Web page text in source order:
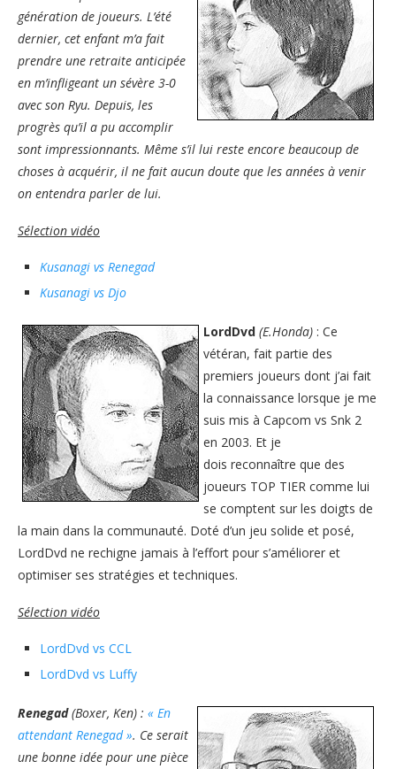
génération de joueurs. L’été
dernier, cet enfant m’a fait
prendre une retraite anticipée
en m’infligeant un sévère 3-0
avec son Ryu. Depuis, les
progrès qu’il a pu accomplir
sont impressionnants. Même s’il lui reste encore beaucoup de
choses à acquérir, il ne fait aucun doute que les années à venir
on entendra parler de lui.
Sélection vidéo
Kusanagi vs Renegad
Kusanagi vs Djo
LordDvd (E.Honda) : Ce
vétéran, fait partie des
premiers joueurs dont j’ai fait
la connaissance lorsque je me
suis mis à Capcom vs Snk 2
en 2003. Et je
dois reconnaître que des
joueurs TOP TIER comme lui
se comptent sur les doigts de
la main dans la communauté. Doté d’un jeu solide et posé,
LordDvd ne rechigne jamais à l’effort pour s’améliorer et
optimiser ses stratégies et techniques.
Sélection vidéo
LordDvd vs CCL
LordDvd vs Luffy
Renegad(Boxer, Ken) : « En
attendant Renegad ». Ce serait
une bonne idée pour une pièce